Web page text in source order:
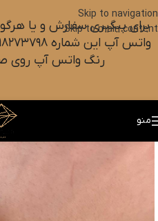
Skip to navigation
Skip to main content
برای پیگیری سفارش و یا
رنگ واتس آپ روی
منو